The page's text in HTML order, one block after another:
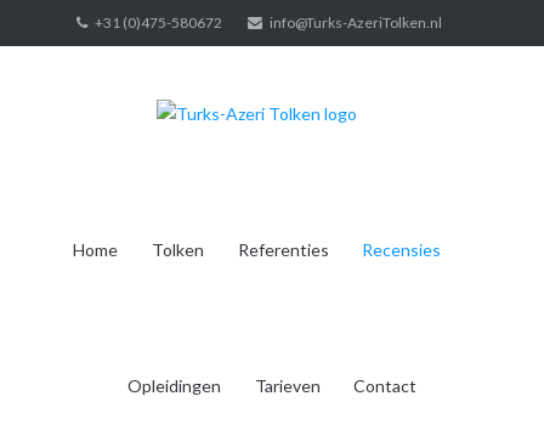
naar
+31 (0)475-580672 info@Turks-AzeriTolken.nl
Home Tolken Referenties Recensies
Opleidingen Tarieven Contact